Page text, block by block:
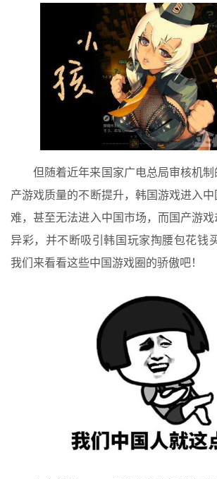
但随着近年来国家广电总局审核机制
产游戏质量的不断提升，韩国游戏进入
难，甚至无法进入中国市场，而国产游
异彩，并不断吸引韩国玩家掏腰包花钱
我们来看看这些中国游戏圈的骄傲吧！